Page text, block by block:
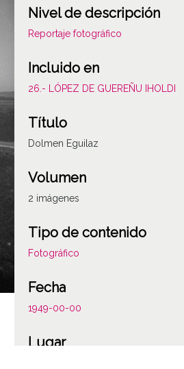
Nivel de descripción
Reportaje fotográfico
Incluido en
26.- LÓPEZ DE GUEREÑU IHOLDI
Título
Dolmen Eguilaz
Volumen
2 imágenes
Tipo de contenido
Fotográfico
Fecha
1949-00-00
Lugar